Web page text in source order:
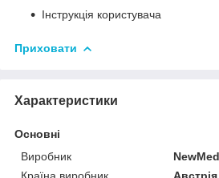
Інструкція користувача
Приховати
Характеристики
Основні
Виробник
NewMed
Країна виробник
Австрія